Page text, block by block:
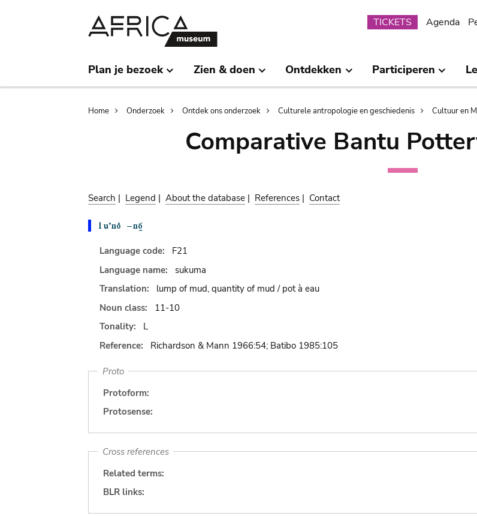
Submenu
TICKETS Agenda
Plan je bezoek Zien & doen Ontdekken Participeren
Breadcrumb
Home Onderzoek Ontdek ons onderzoek Culturele antropologie en geschiedenis Cultuur en
Comparative Bantu
Search | Legend | About the database | References | Contact
Language code:
F21
Language name:
sukuma
Translation:
lump of mud, quantity of mud / pot à eau
Noun class:
11-10
Tonality:
L
Reference:
Richardson & Mann 1966:54; Batibo 1985:105
Proto
Protoform:
Protosense:
Cross references
Related terms:
BLR links: